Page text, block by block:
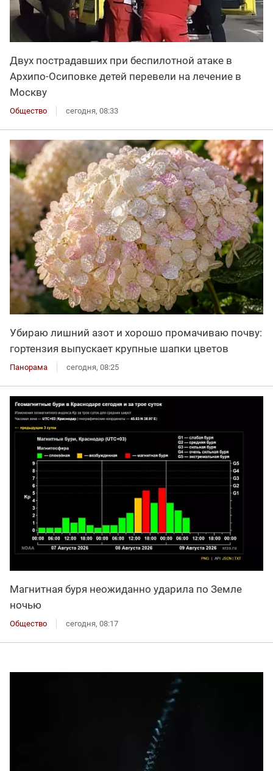
Двух пострадавших при беспилотной атаке в
Архипо-Осиповке детей перевели на лечение в
Москву
Общество сегодня, 08:33
Убираю лишний азот и хорошо промачиваю почву:
гортензия выпускает крупные шапки цветов
Панорама сегодня, 08:25
Магнитная буря неожиданно ударила по Земле
ночью
Общество сегодня, 08:17